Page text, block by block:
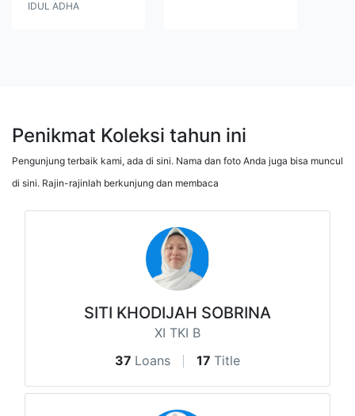
IDUL ADHA
Penikmat Koleksi tahun ini
Pengunjung terbaik kami, ada di sini. Nama dan foto Anda juga bisa muncul
di sini. Rajin-rajinlah berkunjung dan membaca
SITI KHODIJAH SOBRINA
XI TKI B
37 Loans 17 Title